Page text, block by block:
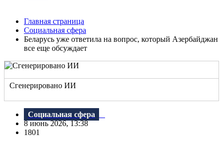
Главная страница
Социальная сфера
Беларусь уже ответила на вопрос, который Азербайджан
все еще обсуждает
Сгенерировано ИИ
Социальная сфера
8 июнь 2026, 13:38
1801